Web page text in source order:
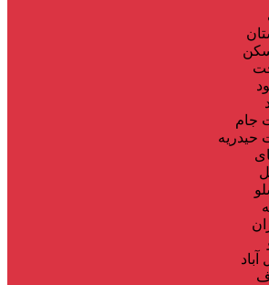
جام
حیدریه
آباد